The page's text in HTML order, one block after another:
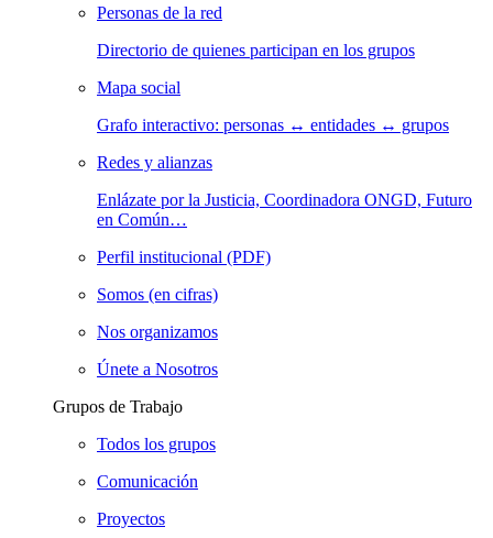
Personas de la red
Directorio de quienes participan en los grupos
Mapa social
Grafo interactivo: personas ↔ entidades ↔ grupos
Redes y alianzas
Enlázate por la Justicia, Coordinadora ONGD, Futuro
en Común…
Perfil institucional (PDF)
Somos (en cifras)
Nos organizamos
Únete a Nosotros
Grupos de Trabajo
Todos los grupos
Comunicación
Proyectos